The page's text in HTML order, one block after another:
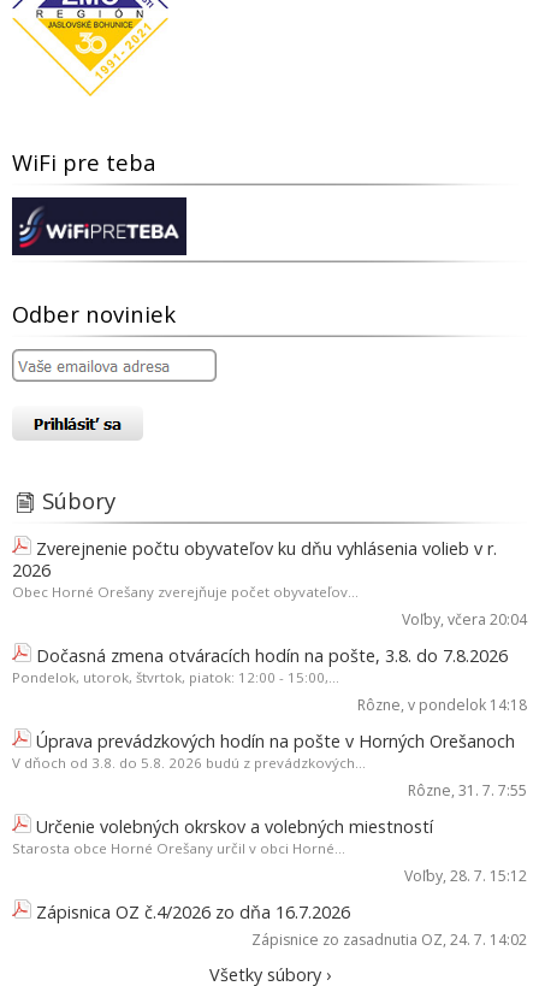
WiFi pre teba
Odber noviniek
Súbory
Zverejnenie počtu obyvateľov ku dňu vyhlásenia volieb v r.
2026
Obec Horné Orešany zverejňuje počet obyvateľov...
Voľby, včera 20:04
Dočasná zmena otváracích hodín na pošte, 3.8. do 7.8.2026
Pondelok, utorok, štvrtok, piatok: 12:00 - 15:00,...
Rôzne, v pondelok 14:18
Úprava prevádzkových hodín na pošte v Horných Orešanoch
V dňoch od 3.8. do 5.8. 2026 budú z prevádzkových...
Rôzne, 31. 7. 7:55
Určenie volebných okrskov a volebných miestností
Starosta obce Horné Orešany určil v obci Horné...
Voľby, 28. 7. 15:12
Zápisnica OZ č.4/2026 zo dňa 16.7.2026
Zápisnice zo zasadnutia OZ, 24. 7. 14:02
Všetky súbory ›